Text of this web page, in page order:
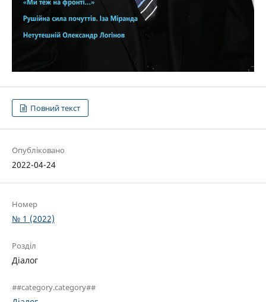
Повний текст
Опубліковано
2022-04-24
Номер
№ 1 (2022)
Розділ
Діалог
##category.category##